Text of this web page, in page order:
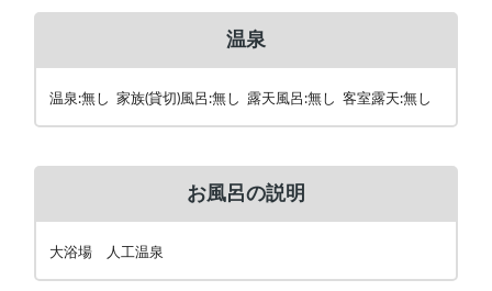
温泉
温泉:無し 家族(貸切)風呂:無し 露天風呂:無し 客室露天:無し
お風呂の説明
大浴場 人工温泉